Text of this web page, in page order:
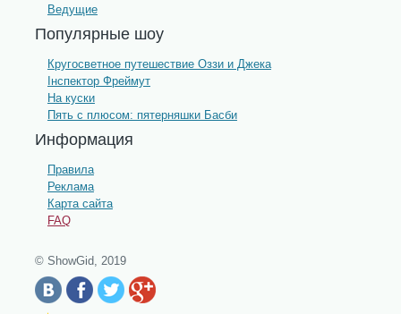
Ведущие
Популярные шоу
Кругосветное путешествие Оззи и Джека
Інспектор Фреймут
На куски
Пять с плюсом: пятерняшки Басби
Информация
Правила
Реклама
Карта сайта
FAQ
© ShowGid, 2019